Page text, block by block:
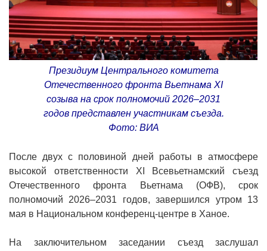
Президиум Центрального комитета
Отечественного фронта Вьетнама XI
созыва на срок полномочий 2026–2031
годов представлен участникам съезда.
Фото: ВИА
После двух с половиной дней работы в атмосфере
высокой ответственности XI Всевьетнамский съезд
Отечественного фронта Вьетнама (ОФВ), срок
полномочий 2026–2031 годов, завершился утром 13
мая в Национальном конференц-центре в Ханое.
На заключительном заседании съезд заслушал